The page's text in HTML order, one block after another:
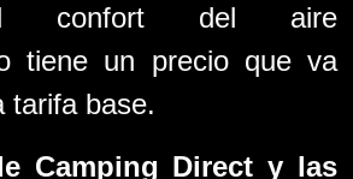
confort del aire
tiene un precio que va
tarifa base.
Camping Direct y las